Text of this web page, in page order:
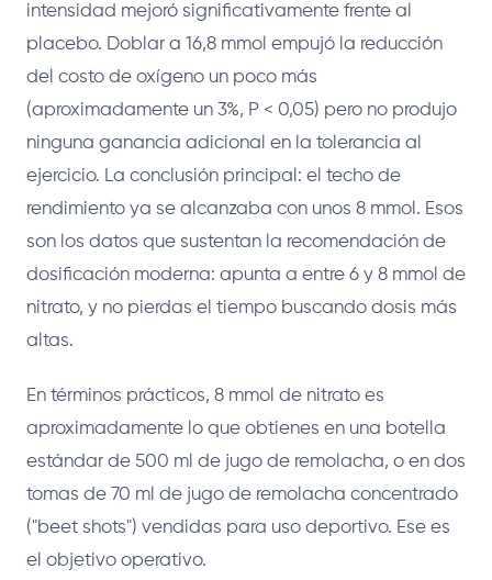
intensidad mejoró significativamente frente al
placebo. Doblar a 16,8 mmol empujó la reducción
del costo de oxígeno un poco más
(aproximadamente un 3%, P < 0,05) pero no produjo
ninguna ganancia adicional en la tolerancia al
ejercicio. La conclusión principal: el techo de
rendimiento ya se alcanzaba con unos 8 mmol. Esos
son los datos que sustentan la recomendación de
dosificación moderna: apunta a entre 6 y 8 mmol de
nitrato, y no pierdas el tiempo buscando dosis más
altas.
En términos prácticos, 8 mmol de nitrato es
aproximadamente lo que obtienes en una botella
estándar de 500 ml de jugo de remolacha, o en dos
tomas de 70 ml de jugo de remolacha concentrado
("beet shots") vendidas para uso deportivo. Ese es
el objetivo operativo.